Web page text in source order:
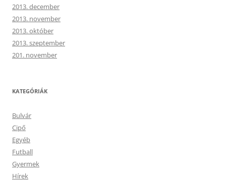
2013. december
2013. november
2013. október
2013. szeptember
201. november
KATEGÓRIÁK
Bulvár
Cipő
Egyéb
Futball
Gyermek
Hírek